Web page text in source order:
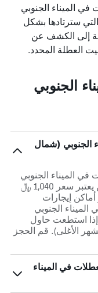
الميناء الجنوبي
سترتادها بشكل
إلى الكشف عن
العطلة المحدد.
الجنوبي
الجنوبي (شمال
في الميناء الجنوبي
(شمال كارولينا) 1,076 ﷼ لكل ليلة ، ولكن يعتبر سعر 1,040 ﷼
إيجارات
الجنوبي
مقابل 572 ﷼ لليلة. إذا استطعت حاول
الأغلى). قم الحجز
في الميناء